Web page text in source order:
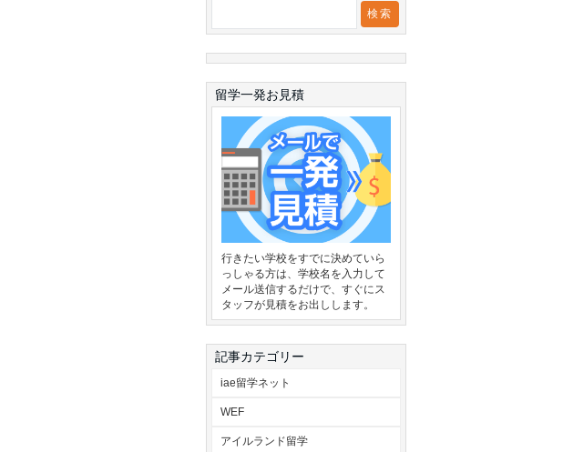
留学一発お見積
行きたい学校をすでに決めていら
っしゃる方は、学校名を入力して
メール送信するだけで、すぐにス
タッフが見積をお出しします。
記事カテゴリー
iae留学ネット
WEF
アイルランド留学